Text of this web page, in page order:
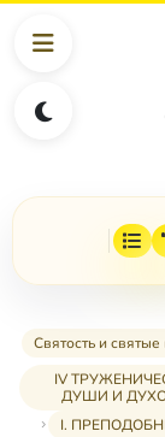
Святость и святые
IV
ДУШИ И
I.